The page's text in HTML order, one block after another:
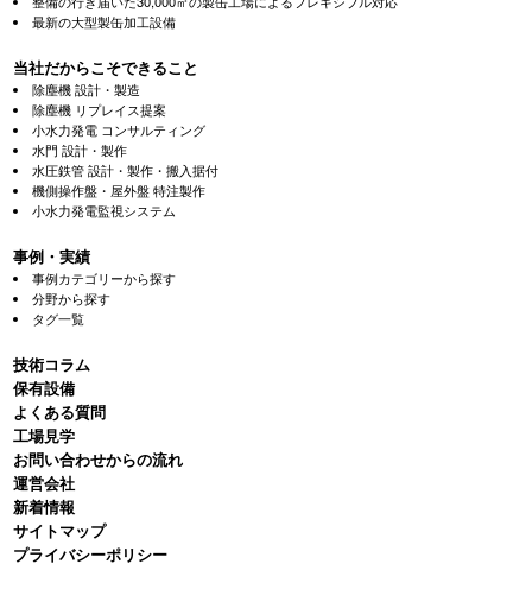
最新の大型製缶加工設備
当社だからこそできること
除塵機 設計・製造
除塵機 リプレイス提案
小水力発電 コンサルティング
水門 設計・製作
水圧鉄管 設計・製作・搬入据付
機側操作盤・屋外盤 特注製作
小水力発電監視システム
事例・実績
事例カテゴリーから探す
分野から探す
タグ一覧
技術コラム
保有設備
よくある質問
⼯場⾒学
お問い合わせからの流れ
運営会社
新着情報
サイトマップ
プライバシーポリシー